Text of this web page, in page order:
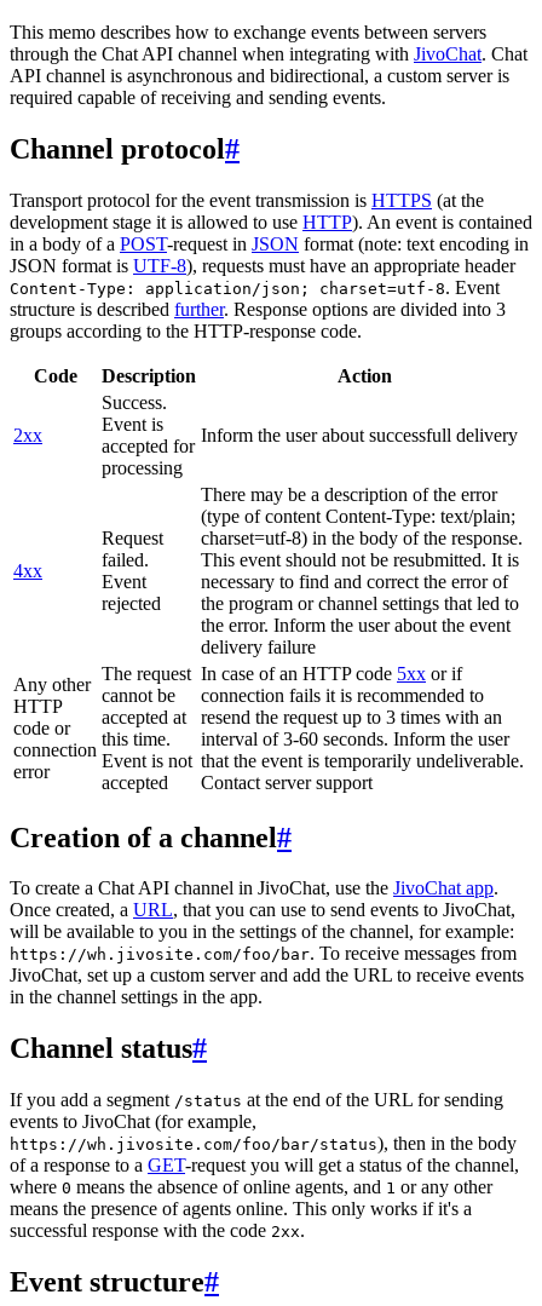
This memo describes how to exchange events between servers
through the Chat API channel when integrating with JivoChat. Chat
API channel is asynchronous and bidirectional, a custom server is
required capable of receiving and sending events.
Channel protocol#
Transport protocol for the event transmission is HTTPS (at the
development stage it is allowed to use HTTP). An event is contained
in a body of a POST-request in JSON format (note: text encoding in
JSON format is UTF-8), requests must have an appropriate header
Content-Type: application/json; charset=utf-8. Event
structure is described further. Response options are divided into 3
groups according to the HTTP-response code.
Code Description Action
2xx
Success.
Event is
accepted for
processing
Inform the user about successfull delivery
4xx
Request
failed.
Event
rejected
There may be a description of the error
(type of content Content-Type: text/plain;
charset=utf-8) in the body of the response.
This event should not be resubmitted. It is
necessary to find and correct the error of
the program or channel settings that led to
the error. Inform the user about the event
delivery failure
Any other
HTTP
code or
connection
error
The request
cannot be
accepted at
this time.
Event is not
accepted
In case of an HTTP code 5xx or if
connection fails it is recommended to
resend the request up to 3 times with an
interval of 3-60 seconds. Inform the user
that the event is temporarily undeliverable.
Contact server support
Creation of a channel#
To create a Chat API channel in JivoChat, use the JivoChat app.
Once created, a URL, that you can use to send events to JivoChat,
will be available to you in the settings of the channel, for example:
https://wh.jivosite.com/foo/bar. To receive messages from
JivoChat, set up a custom server and add the URL to receive events
in the channel settings in the app.
Channel status#
If you add a segment /status at the end of the URL for sending
events to JivoChat (for example,
https://wh.jivosite.com/foo/bar/status), then in the body
of a response to a GET-request you will get a status of the channel,
where 0 means the absence of online agents, and 1 or any other
means the presence of agents online. This only works if it's a
successful response with the code 2xx.
Event structure#